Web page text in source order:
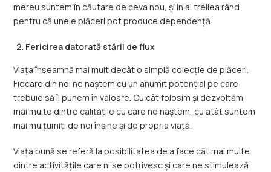
mereu suntem în căutare de ceva nou, și in al treilea rând
pentru că unele plăceri pot produce dependență.
Fericirea datorată stării de flux
Viața înseamnă mai mult decât o simplă colecție de plăceri.
Fiecare din noi ne naștem cu un anumit potențial pe care
trebuie să îl punem în valoare. Cu cât folosim și dezvoltăm
mai multe dintre calitățile cu care ne naștem, cu atât suntem
mai mulțumiți de noi înșine și de propria viață.
Viața bună se referă la posibilitatea de a face cât mai multe
dintre activitățile care ni se potrivesc și care ne stimulează